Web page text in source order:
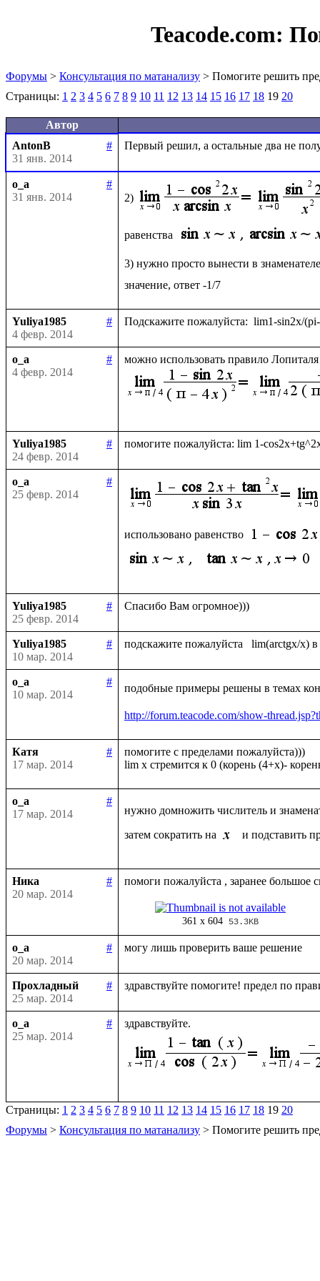
Teacode.com:
Форумы > Консультация по матанализу > Помогите решить
Страницы: 1 2 3 4 5 6 7 8 9 10 11 12 13 14 15 16 17 18 19 20
Автор
AntonB
#
31 янв. 2014
o_a
#
31 янв. 2014
2)
равенства
3) нужно просто вынести в
Yuliya1985
#
4 февр. 2014
o_a
#
4 февр. 2014
можно использовать правило
Yuliya1985
#
24 февр. 2014
o_a
#
25 февр. 2014
использовано равенство
Yuliya1985
#
25 февр. 2014
Yuliya1985
#
10 мар. 2014
o_a
#
10 мар. 2014
подобные примеры решены в темах
http://forum.teacode.com/show-
Катя
#
17 мар. 2014
помогите с пределами пожалуйста)))
o_a
#
17 мар. 2014
нужно домножить числитель и
затем сократить на
и подставить
Ника
#
20 мар. 2014
361 x 604 53.3KB
o_a
#
20 мар. 2014
Прохладный
#
25 мар. 2014
o_a
#
25 мар. 2014
Страницы: 1 2 3 4 5 6 7 8 9 10 11 12 13 14 15 16 17 18 19 20
Форумы > Консультация по матанализу > Помогите решить